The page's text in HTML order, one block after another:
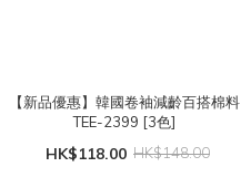
【新品優惠】韓國卷袖減齡百搭棉料
TEE-2399 [3色]
HK$118.00 HK$148.00